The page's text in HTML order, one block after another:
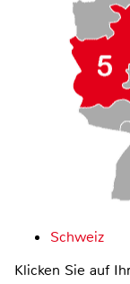
Schweiz
Klicken Sie auf